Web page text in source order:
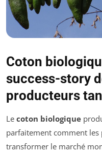
Coton
success-story
producteurs
Le coton biologique
parfaitement comment
transformer le marché